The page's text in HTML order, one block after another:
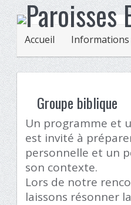
Accueil
Groupe biblique
Un programme et
est invité à
personnelle et un
son contexte.
Lors de notre
laissons résonner